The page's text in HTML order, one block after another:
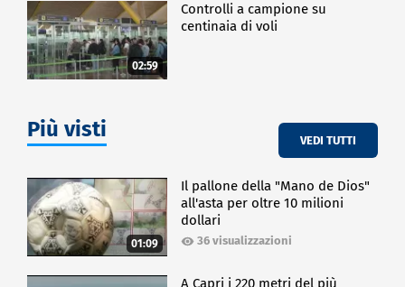
02:59
Controlli a campione su
centinaia di voli
Più visti VEDI TUTTI
01:09
Il pallone della "Mano de Dios"
all'asta per oltre 10 milioni
dollari
36 visualizzazioni
A Capri i 220 metri del più